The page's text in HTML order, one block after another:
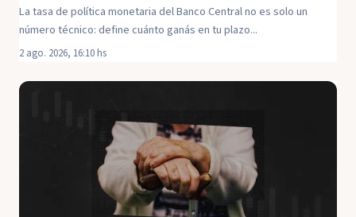
La tasa de política monetaria del Banco Central no es solo un
número técnico: define cuánto ganás en tu plazo...
2 ago. 2026, 16:10 hs